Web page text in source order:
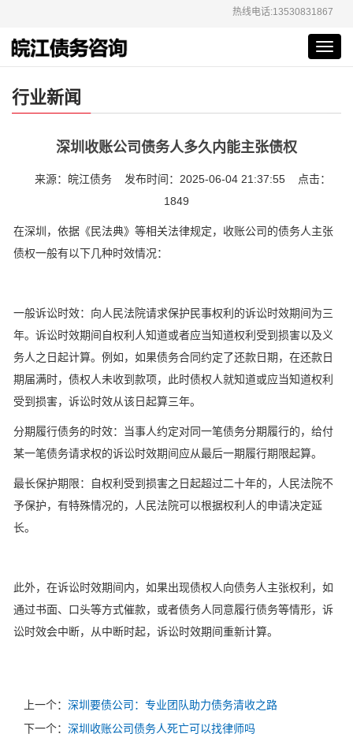
热线电话:13530831867
行业新闻
深圳收账公司债务人多久内能主张债权
来源：皖江债务 发布时间：2025-06-04 21:37:55 点击：
1849
在深圳，依据《民法典》等相关法律规定，收账公司的债务人主张
债权一般有以下几种时效情况：
一般诉讼时效：向人民法院请求保护民事权利的诉讼时效期间为三
年。诉讼时效期间自权利人知道或者应当知道权利受到损害以及义
务人之日起计算。例如，如果债务合同约定了还款日期，在还款日
期届满时，债权人未收到款项，此时债权人就知道或应当知道权利
受到损害，诉讼时效从该日起算三年。
分期履行债务的时效：当事人约定对同一笔债务分期履行的，给付
某一笔债务请求权的诉讼时效期间应从最后一期履行期限起算。
最长保护期限：自权利受到损害之日起超过二十年的，人民法院不
予保护，有特殊情况的，人民法院可以根据权利人的申请决定延
长。
此外，在诉讼时效期间内，如果出现债权人向债务人主张权利，如
通过书面、口头等方式催款，或者债务人同意履行债务等情形，诉
讼时效会中断，从中断时起，诉讼时效期间重新计算。
上一个： 深圳要债公司：专业团队助力债务清收之路
下一个： 深圳收账公司债务人死亡可以找律师吗